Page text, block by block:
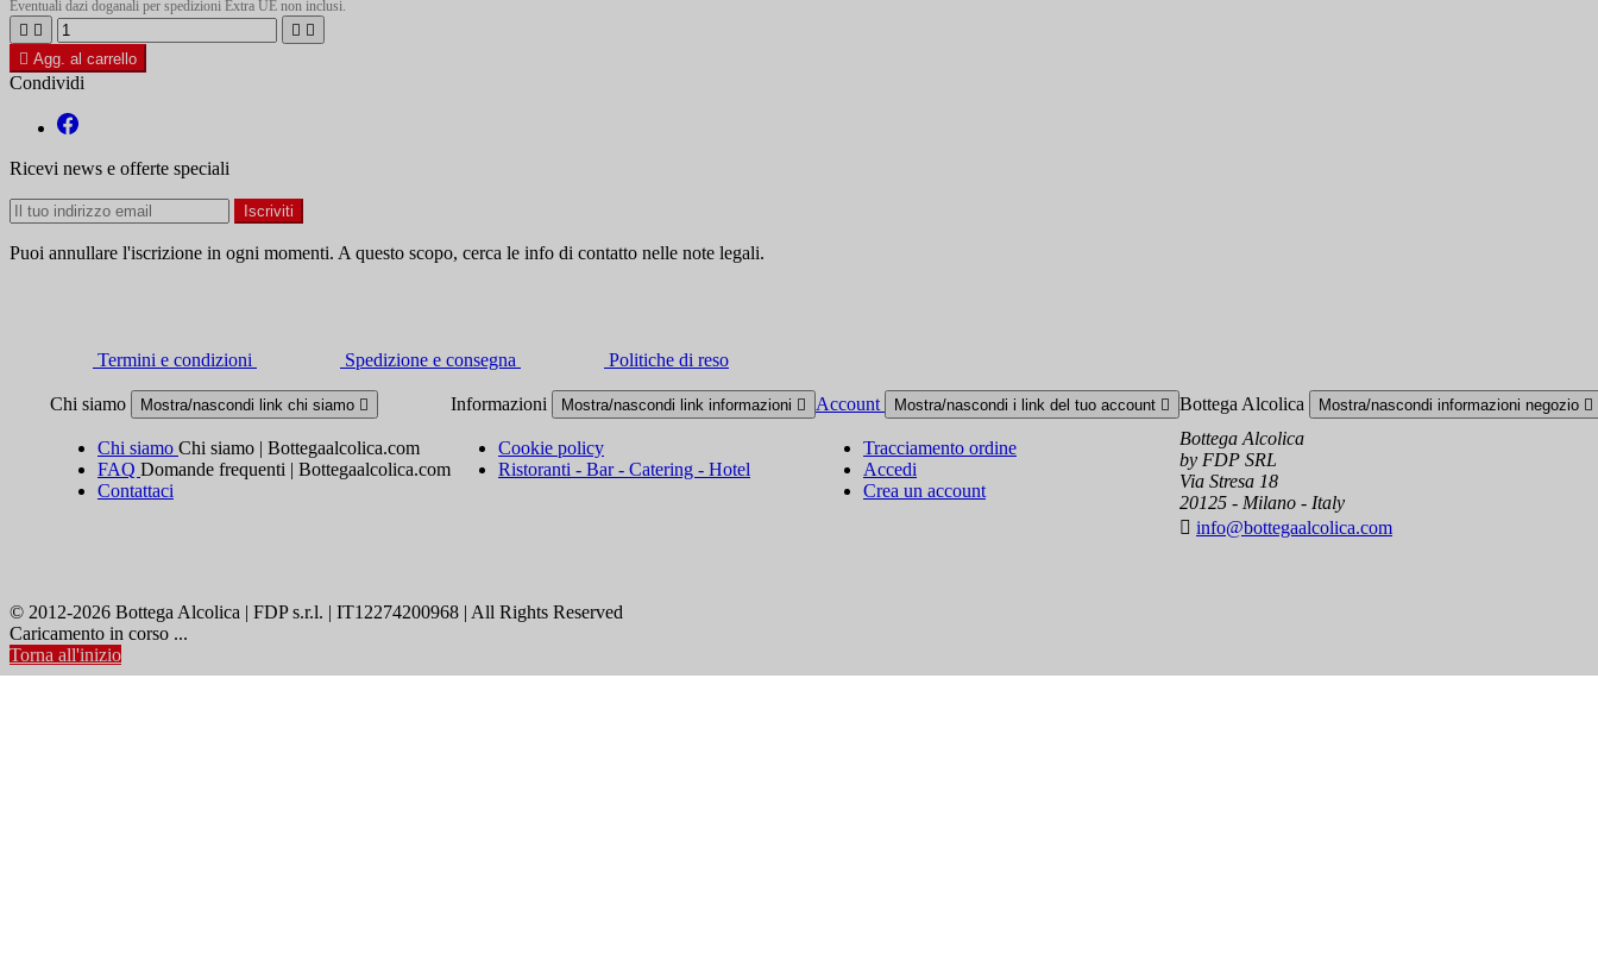
Eventuali dazi doganali per spedizioni Extra UE non inclusi.
   
 Agg. al carrello
Condividi
Ricevi news e offerte speciali
Puoi annullare l'iscrizione in ogni momenti. A questo scopo, cerca le info di contatto nelle note legali.
Termini e condizioni Spedizione e consegna Politiche di reso
Chi siamo Mostra/nascondi link chi siamo 
Chi siamo Chi siamo | Bottegaalcolica.com
FAQ Domande frequenti | Bottegaalcolica.com
Contattaci
Informazioni Mostra/nascondi link informazioni 
Cookie policy
Ristoranti - Bar - Catering - Hotel
Account Mostra/nascondi i link del tuo account 
Tracciamento ordine
Accedi
Crea un account
Bottega Alcolica Mostra/nascondi informazioni negozio 
Bottega Alcolica
by FDP SRL
Via Stresa 18
20125 - Milano - Italy
 info@bottegaalcolica.com
© 2012-2026 Bottega Alcolica | FDP s.r.l. | IT12274200968 | All Rights Reserved
Caricamento in corso ...
Torna all'inizio